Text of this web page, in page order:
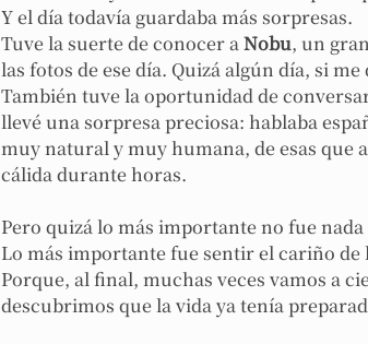
Y el día todavía guardaba más sorpresas.
Tuve la suerte de conocer a Nobu, un
las fotos de ese día. Quizá algún día, si
También tuve la oportunidad de
llevé una sorpresa preciosa: hablaba
muy natural y muy humana, de esas que
cálida durante horas.
Pero quizá lo más importante no fue nada
Lo más importante fue sentir el cariño de
Porque, al final, muchas veces vamos a
descubrimos que la vida ya tenía